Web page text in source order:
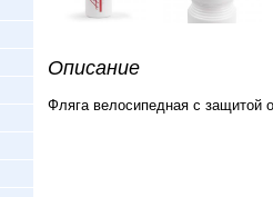
Описание
Фляга велосипедная с защитой